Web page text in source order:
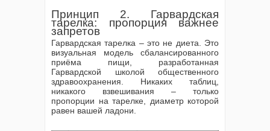
Принцип 2. Гарвардская
тарелка: пропорция важнее
запретов
Гарвардская тарелка – это не диета. Это
визуальная модель сбалансированного
приёма пищи, разработанная
Гарвардской школой общественного
здравоохранения. Никаких таблиц,
никакого взвешивания – только
пропорции на тарелке, диаметр которой
равен вашей ладони.